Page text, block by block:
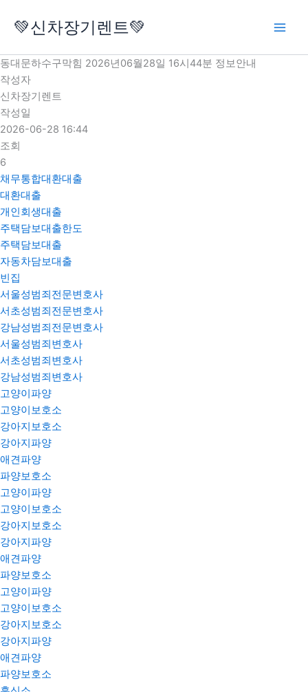
로
건
너
뛰
기
💚신차장기렌트💚
동대문하수구막힘 2026년06월28일 16시44분 정보안내
작성자
신차장기렌트
작성일
2026-06-28 16:44
조회
6
채무통합대환대출
대환대출
개인회생대출
주택담보대출한도
주택담보대출
자동차담보대출
빈집
서울성범죄전문변호사
서초성범죄전문변호사
강남성범죄전문변호사
서울성범죄변호사
서초성범죄변호사
강남성범죄변호사
고양이파양
고양이보호소
강아지보호소
강아지파양
애견파양
파양보호소
고양이파양
고양이보호소
강아지보호소
강아지파양
애견파양
파양보호소
고양이파양
고양이보호소
강아지보호소
강아지파양
애견파양
파양보호소